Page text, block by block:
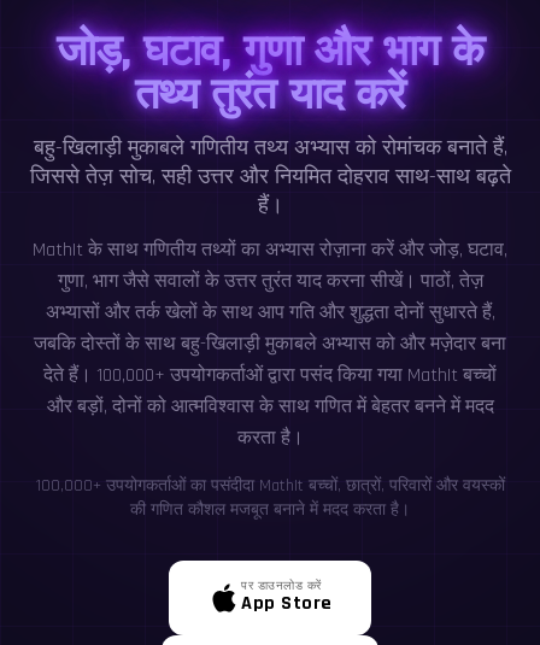
जोड़, घटाव, गुणा और भाग के
तथ्य तुरंत याद करें
बहु-खिलाड़ी मुकाबले गणितीय तथ्य अभ्यास को रोमांचक बनाते हैं,
जिससे तेज़ सोच, सही उत्तर और नियमित दोहराव साथ-साथ बढ़ते
हैं।
MathIt के साथ गणितीय तथ्यों का अभ्यास रोज़ाना करें और जोड़, घटाव,
गुणा, भाग जैसे सवालों के उत्तर तुरंत याद करना सीखें। पाठों, तेज़
अभ्यासों और तर्क खेलों के साथ आप गति और शुद्धता दोनों सुधारते हैं,
जबकि दोस्तों के साथ बहु-खिलाड़ी मुकाबले अभ्यास को और मज़ेदार बना
देते हैं। 100,000+ उपयोगकर्ताओं द्वारा पसंद किया गया MathIt बच्चों
और बड़ों, दोनों को आत्मविश्वास के साथ गणित में बेहतर बनने में मदद
करता है।
100,000+ उपयोगकर्ताओं का पसंदीदा MathIt बच्चों, छात्रों, परिवारों और वयस्कों
की गणित कौशल मजबूत बनाने में मदद करता है।
पर डाउनलोड करें
App Store